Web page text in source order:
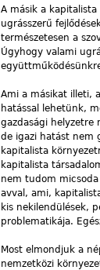
A másik a
ugrásszerű
természetesen a
Úgyhogy valami
Ami a másikat illeti,
hatással lehetünk,
gazdasági helyzetre
de igazi hatást nem
kapitalista
kapitalista
nem tudom micsoda
avval, ami,
kis nekilendülések,
problematikája.
Most elmondjuk a
nemzetközi